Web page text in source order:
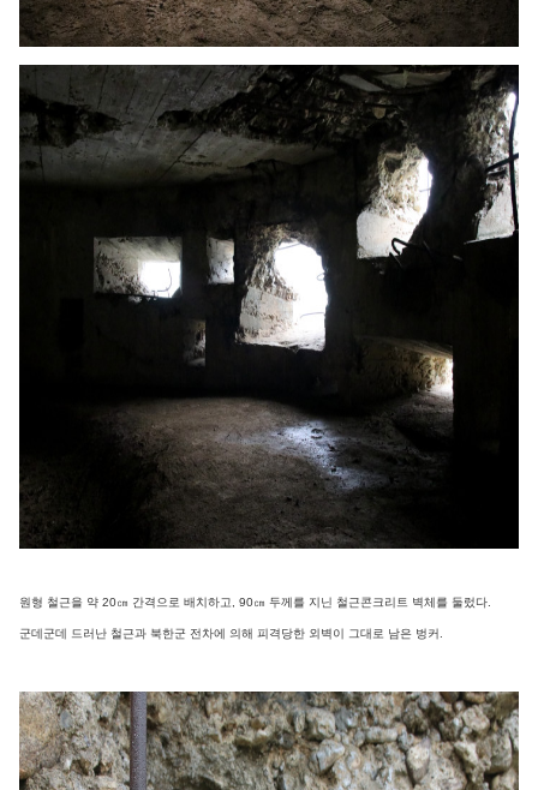
원형 철근을 약 20㎝ 간격으로 배치하고, 90㎝ 두께를 지닌 철근콘크리트 벽체를 둘렀다.
군데군데 드러난 철근과 북한군 전차에 의해 피격당한 외벽이 그대로 남은 벙커.